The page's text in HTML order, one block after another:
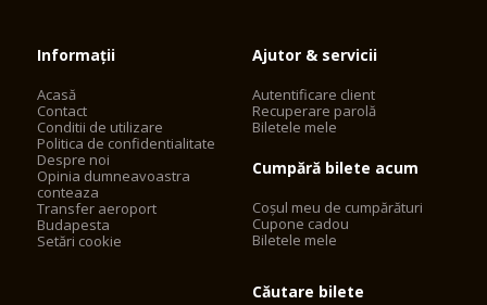
Informații
Acasă
Contact
Conditii de utilizare
Politica de confidentialitate
Despre noi
Opinia dumneavoastra
conteaza
Transfer aeroport
Budapesta
Setări cookie
Ajutor & servicii
Autentificare client
Recuperare parolă
Biletele mele
Cumpără bilete acum
Coșul meu de cumpărături
Cupone cadou
Biletele mele
Căutare bilete